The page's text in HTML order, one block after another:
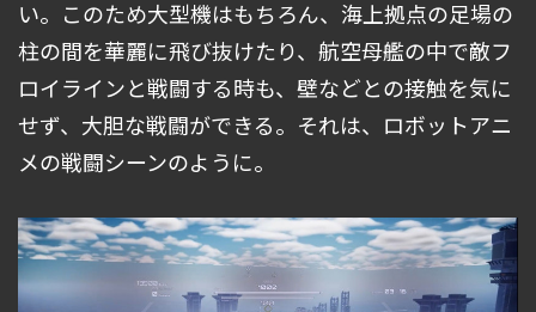
い。このため大型機はもちろん、海上拠点の足場の
柱の間を華麗に飛び抜けたり、航空母艦の中で敵フ
ロイラインと戦闘する時も、壁などとの接触を気に
せず、大胆な戦闘ができる。それは、ロボットアニ
メの戦闘シーンのように。